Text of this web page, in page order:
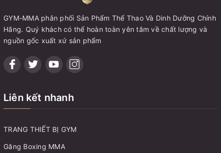
GYM-MMA phân phối Sản Phẩm Thể Thao Và Dinh Dưỡng Chính
Hãng. Quý khách có thể hoàn toàn yên tâm về chất lượng và
nguồn gốc xuất xứ sản phẩm
Liên kết nhanh
TRANG THIẾT BỊ GYM
Găng Boxing MMA